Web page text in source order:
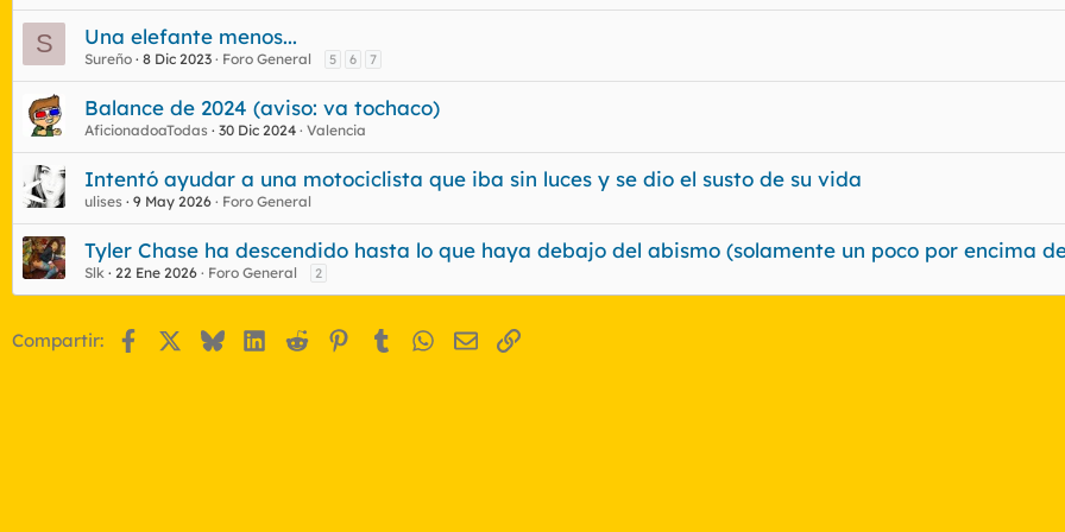
S Una elefante menos...
Sureño 8 Dic 2023 Foro General 5 6 7
Balance de 2024 (aviso: va tochaco)
AficionadoaTodas 30 Dic 2024 Valencia
Intentó ayudar a una motociclista que iba sin luces y se dio el susto de su vida
ulises 9 May 2026 Foro General
Tyler Chase ha descendido hasta lo que haya debajo del abismo (solamente un poco por encima
Slk 22 Ene 2026 Foro General 2
Compartir: FacebookBlueskyLinkedIn
Reddit Pinterest
Tumblr WhatsApp
EmailEnlace